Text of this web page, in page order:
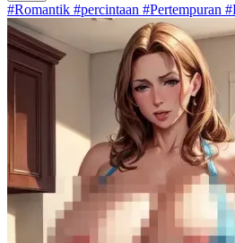
#Romantik #percintaan #Pertempuran